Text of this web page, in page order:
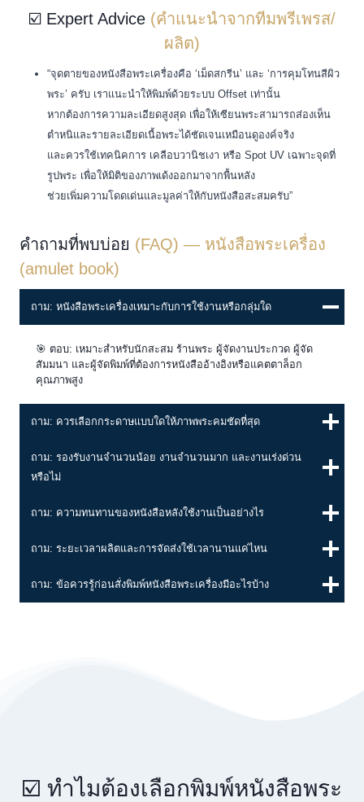
☑️ Expert Advice (คำแนะนำจากทีมพรีเพรส/
ผลิต)
“จุดตายของหนังสือพระเครื่องคือ ‘เม็ดสกรีน’ และ ‘การคุมโทนสีผิว
พระ’ ครับ เราแนะนำให้พิมพ์ด้วยระบบ Offset เท่านั้น
หากต้องการความละเอียดสูงสุด เพื่อให้เซียนพระสามารถส่องเห็น
ตำหนิและรายละเอียดเนื้อพระได้ชัดเจนเหมือนดูองค์จริง
และควรใช้เทคนิคการ เคลือบวานิชเงา หรือ Spot UV เฉพาะจุดที่
รูปพระ เพื่อให้มิติของภาพเด้งออกมาจากพื้นหลัง
ช่วยเพิ่มความโดดเด่นและมูลค่าให้กับหนังสือสะสมครับ”
คำถามที่พบบ่อย (FAQ) — หนังสือพระเครื่อง
(amulet book)
ถาม: หนังสือพระเครื่องเหมาะกับการใช้งานหรือกลุ่มใด
🎯 ตอบ: เหมาะสำหรับนักสะสม ร้านพระ ผู้จัดงานประกวด ผู้จัด
สัมมนา และผู้จัดพิมพ์ที่ต้องการหนังสืออ้างอิงหรือแคตตาล็อก
คุณภาพสูง
ถาม: ควรเลือกกระดาษแบบใดให้ภาพพระคมชัดที่สุด
ถาม: รองรับงานจำนวนน้อย งานจำนวนมาก และงานเร่งด่วน
หรือไม่
ถาม: ความทนทานของหนังสือหลังใช้งานเป็นอย่างไร
ถาม: ระยะเวลาผลิตและการจัดส่งใช้เวลานานแค่ไหน
ถาม: ข้อควรรู้ก่อนสั่งพิมพ์หนังสือพระเครื่องมีอะไรบ้าง
☑️ ทำไมต้องเลือกพิมพ์หนังสือพระ